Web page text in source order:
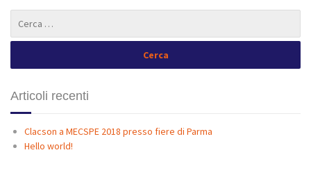
Articoli recenti
Clacson a MECSPE 2018 presso fiere di Parma
Hello world!